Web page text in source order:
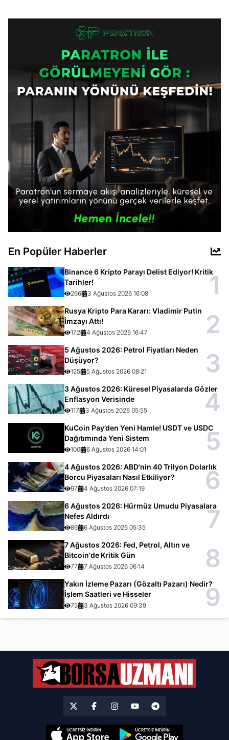
En Popüler Haberler
Binance 6 Kripto Parayı Delist Ediyor! Kritik
Tarihler!
266 3 Ağustos 2026 16:08 1
Rusya Kripto Para Kararı: Vladimir Putin
İmzayı Attı!
172 4 Ağustos 2026 16:47 2
5 Ağustos 2026: Petrol Fiyatları Neden
Düşüyor?
125 5 Ağustos 2026 08:21 3
3 Ağustos 2026: Küresel Piyasalarda Gözler
Enflasyon Verisinde
117 3 Ağustos 2026 05:55 4
KuCoin Pay’den Yeni Hamle! USDT ve USDC
Dağıtımında Yeni Sistem
100 6 Ağustos 2026 14:01 5
4 Ağustos 2026: ABD'nin 40 Trilyon Dolarlık
Borcu Piyasaları Nasıl Etkiliyor?
97 4 Ağustos 2026 07:19 6
6 Ağustos 2026: Hürmüz Umudu Piyasalara
Nefes Aldırdı
86 6 Ağustos 2026 05:35 7
7 Ağustos 2026: Fed, Petrol, Altın ve
Bitcoin'de Kritik Gün
77 7 Ağustos 2026 06:14 8
Yakın İzleme Pazarı (Gözaltı Pazarı) Nedir?
İşlem Saatleri ve Hisseler
75 3 Ağustos 2026 09:39 9